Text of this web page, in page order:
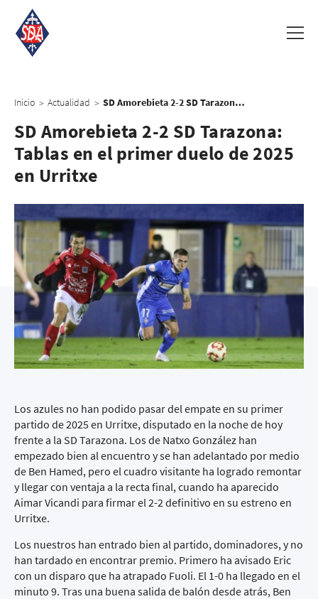
Inicio > Actualidad > SD Amorebieta 2-2 SD Tarazona: Tablas en el primer duelo de 2025 en Urritxe
SD Amorebieta 2-2 SD Tarazona:
Tablas en el primer duelo de 2025
en Urritxe
Los azules no han podido pasar del empate en su primer
partido de 2025 en Urritxe, disputado en la noche de hoy
frente a la SD Tarazona. Los de Natxo González han
empezado bien al encuentro y se han adelantado por medio
de Ben Hamed, pero el cuadro visitante ha logrado remontar
y llegar con ventaja a la recta final, cuando ha aparecido
Aimar Vicandi para firmar el 2-2 definitivo en su estreno en
Urritxe.
Los nuestros han entrado bien al partido, dominadores, y no
han tardado en encontrar premio. Primero ha avisado Eric
con un disparo que ha atrapado Fuoli. El 1-0 ha llegado en el
minuto 9. Tras una buena salida de balón desde atrás, Ben